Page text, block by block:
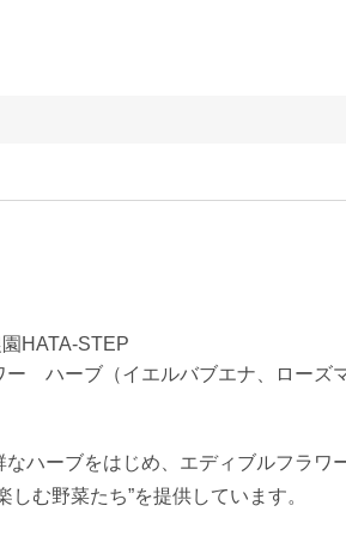
HATA-STEP
ー ハーブ（イエルバブエナ、ローズマ
なハーブをはじめ、エディブルフラワ
しむ野菜たち”を提供しています。